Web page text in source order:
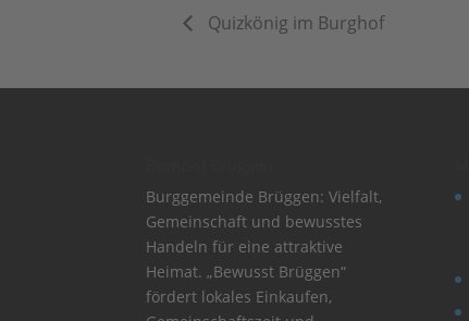
Quizkönig im Burghof
Burggemeinde Brüggen: Vielfalt,
Gemeinschaft und bewusstes
Handeln für eine attraktive
Heimat. „Bewusst Brüggen“
fördert lokales Einkaufen,